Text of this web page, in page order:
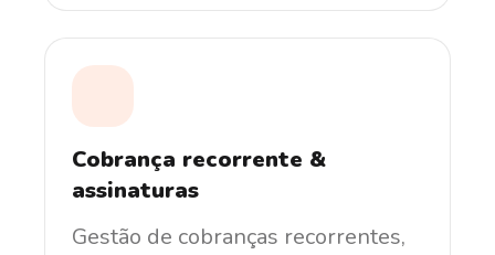
Cobrança recorrente &
assinaturas
Gestão de cobranças recorrentes,